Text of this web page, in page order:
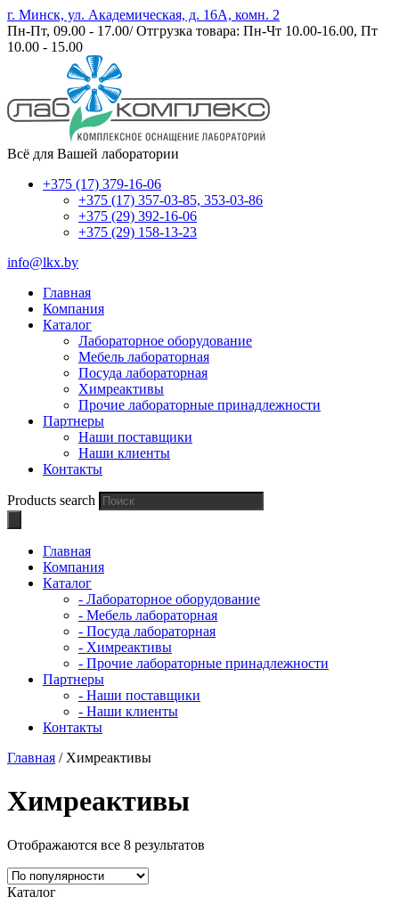
г. Минск, ул. Академическая, д. 16А, комн. 2
Пн-Пт, 09.00 - 17.00/ Отгрузка товара: Пн-Чт 10.00-16.00, Пт
10.00 - 15.00
Всё для Вашей лаборатории
+375 (17) 379-16-06
+375 (17) 357-03-85, 353-03-86
+375 (29) 392-16-06
+375 (29) 158-13-23
info@lkx.by
Главная
Компания
Каталог
Лабораторное оборудование
Мебель лабораторная
Посуда лабораторная
Химреактивы
Прочие лабораторные принадлежности
Партнеры
Наши поставщики
Наши клиенты
Контакты
Products search
Главная
Компания
Каталог
- Лабораторное оборудование
- Мебель лабораторная
- Посуда лабораторная
- Химреактивы
- Прочие лабораторные принадлежности
Партнеры
- Наши поставщики
- Наши клиенты
Контакты
Главная / Химреактивы
Химреактивы
Отображаются все 8 результатов
Каталог